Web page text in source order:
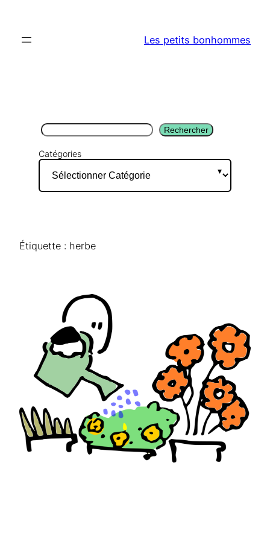
contenu
Les petits bonhommes
Rechercher Rechercher
Catégories
Étiquette : herbe